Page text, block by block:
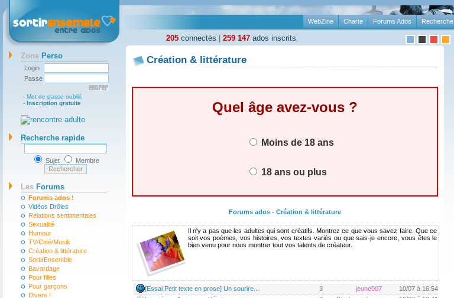
Recherche
Forums Ados
Charte
WebZine
205 connectés 259 147 ados inscrits
Zone Perso
Login
Passe
- Mot de passe oublié
- Inscription gratuite
Recherche rapide
Sujet Membre
Les Forums
Forums ados !
Vidéos Drôles
Relations sentimentales
Sexualité
Humour
TV/Ciné/Musik
Création & littérature
SortirEnsemble
Bavardage
Pour filles
Pour garçons
Divers !
Création & littérature
Quel âge avez-vous ?
Moins de 18 ans
18 ans ou plus
Forums ados- Création & littérature
Il n'y a pas que les adultes qui sont créatifs. Montrez ce que vous savez faire. Que ce
soit vos poèmes, vos histoires, vos textes variés ou que sais-je encore, vous êtes le
bien venu pour nous montrer tout vos talents de créateur.
[Essai Petit texte en prose] Un sourire... 3 jeune007
10/07 à 16:54